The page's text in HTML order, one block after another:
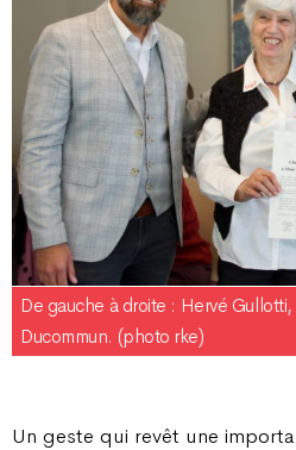
De gauche à droite : Hervé
Ducommun. (photo rke)
Un geste qui revêt une